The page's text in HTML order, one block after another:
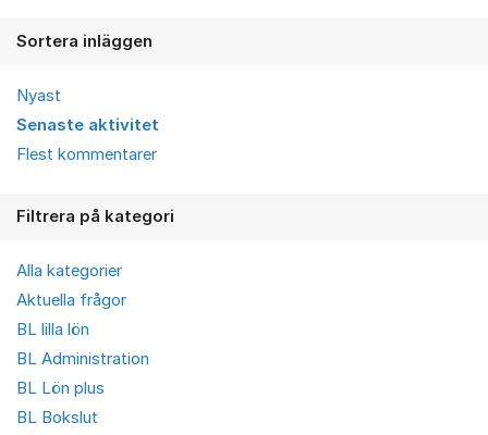
Sortera inläggen
Nyast
Senaste aktivitet
Flest kommentarer
Filtrera på kategori
Alla kategorier
Aktuella frågor
BL lilla lön
BL Administration
BL Lön plus
BL Bokslut